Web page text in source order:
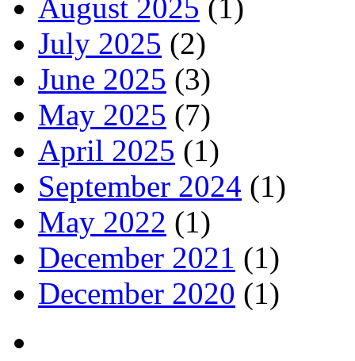
August 2025 (1)
July 2025 (2)
June 2025 (3)
May 2025 (7)
April 2025 (1)
September 2024 (1)
May 2022 (1)
December 2021 (1)
December 2020 (1)